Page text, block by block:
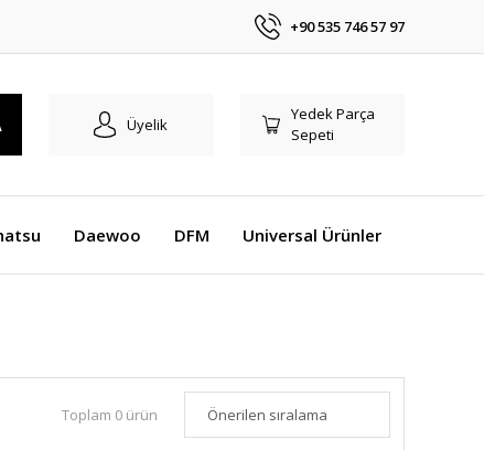
+90 535 746 57 97
Üyelik
Yedek Parça
Sepeti
Daewoo DFM Universal Ürünler
Toplam 0 ürün